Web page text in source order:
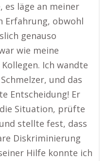
es läge an meiner
Erfahrung, obwohl
genauso
wie meine
Ich wandte
und das
Entscheidung! Er
Situation, prüfte
stellte fest, dass
Diskriminierung
Hilfe konnte ich